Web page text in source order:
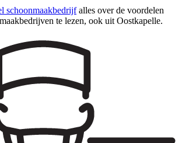
schoonmaakbedrijfalles over de voordelen
te lezen, ook uit Oostkapelle.